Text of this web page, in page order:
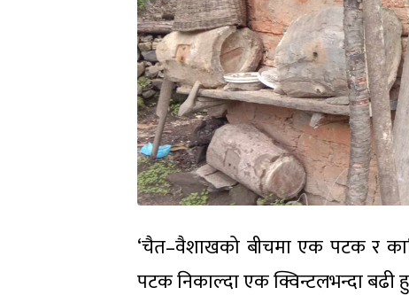
‘चैत–वैशाखको बीचमा एक पटक र
पटक निकाल्दा एक क्विन्टलभन्दा बढी